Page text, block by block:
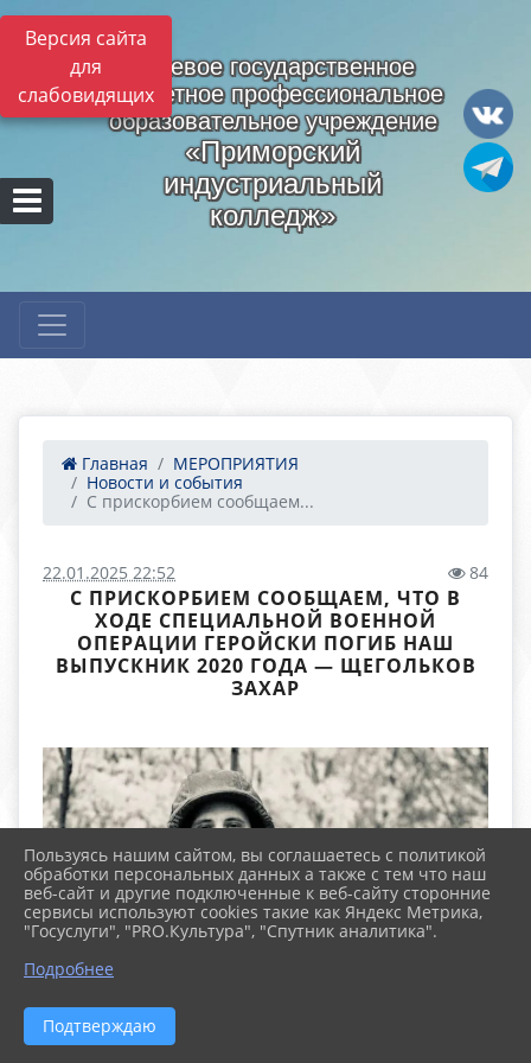
Версия сайта
для
слабовидящих
Краевое государственное
бюджетное профессиональное
образовательное учреждение
«Приморский
индустриальный
колледж»
Главная
МЕРОПРИЯТИЯ
Новости и события
С прискорбием сообщаем...
22.01.2025 22:52 84
С ПРИСКОРБИЕМ СООБЩАЕМ, ЧТО В
ХОДЕ СПЕЦИАЛЬНОЙ ВОЕННОЙ
ОПЕРАЦИИ ГЕРОЙСКИ ПОГИБ НАШ
ВЫПУСКНИК 2020 ГОДА — ЩЕГОЛЬКОВ
ЗАХАР
Пользуясь нашим сайтом, вы соглашаетесь с политикой
обработки персональных данных а также с тем что наш
веб-сайт и другие подключенные к веб-сайту сторонние
сервисы используют cookies такие как Яндекс Метрика,
"Госуслуги", "PRO.Культура", "Спутник аналитика".
Подробнее
Подтверждаю